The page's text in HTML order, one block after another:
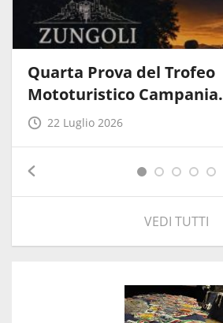
Quarta Prova del Trofeo
Mototuristico Campania.
22 Luglio 2026
VEDI TUTTI